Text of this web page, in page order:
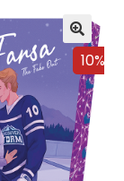
10%